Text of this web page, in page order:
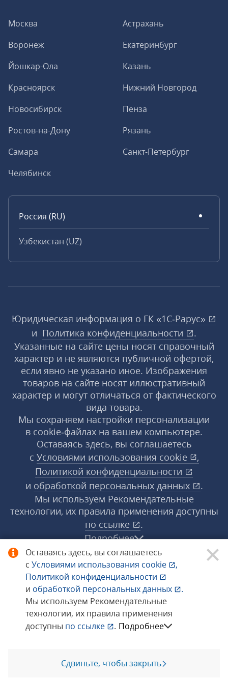
Оставаясь здесь, вы соглашаетесь
с Условиями использования cookie
,
Политикой конфиденциальности
и обработкой персональных данных
.
Мы используем Рекомендательные
технологии, их правила применения
доступны по ссылке . Подробнее
Сдвиньте, чтобы закрыть
Москва
Астрахань
Воронеж
Екатеринбург
Йошкар-Ола
Казань
Красноярск
Нижний Новгород
Новосибирск
Пенза
Ростов-на-Дону
Рязань
Самара
Санкт-Петербург
Челябинск
Россия (RU)
Узбекистан (UZ)
Юридическая информация о ГК «1С‑Рарус»
и Политика конфиденциальности
.
Указанные на сайте цены носят справочный
характер и не являются публичной офертой,
если явно не указано иное. Изображения
товаров на сайте носят иллюстративный
характер и могут отличаться от фактического
вида товара.
Мы сохраняем настройки персонализации
в cookie‑файлах на вашем компьютере.
Оставаясь здесь, вы соглашаетесь
с Условиями использования cookie
,
Политикой конфиденциальности
и обработкой персональных данных
.
Мы используем Рекомендательные
технологии, их правила применения доступны
по ссылке
.
Подробнее
© 1998−2026 «1С‑Рарус» ®. Все права
защищены.
Сообщить об ошибке
Позвоните мне